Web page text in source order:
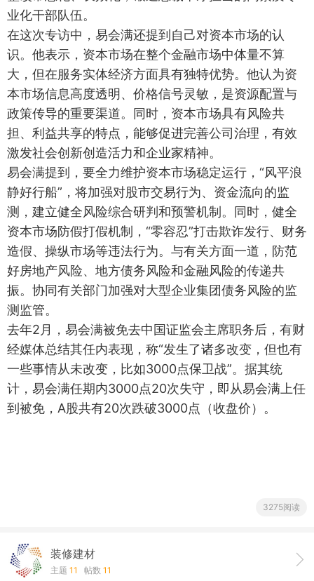
业化干部队伍。
在这次专访中，易会满还提到自己对资本市场的认
识。他表示，资本市场在整个金融市场中体量不算
大，但在服务实体经济方面具有独特优势。他认为资
本市场信息高度透明、价格信号灵敏，是资源配置与
政策传导的重要渠道。同时，资本市场具有风险共
担、利益共享的特点，能够促进完善公司治理，有效
激发社会创新创造活力和企业家精神。
易会满提到，要全力维护资本市场稳定运行，“风平浪
静好行船”，将加强对股市交易行为、资金流向的监
测，建立健全风险综合研判和预警机制。同时，健全
资本市场防假打假机制，“零容忍”打击欺诈发行、财务
造假、操纵市场等违法行为。与有关方面一道，防范
好房地产风险、地方债务风险和金融风险的传递共
振。协同有关部门加强对大型企业集团债务风险的监
测监管。
去年2月，易会满被免去中国证监会主席职务后，有财
经媒体总结其任内表现，称“发生了诸多改变，但也有
一些事情从未改变，比如3000点保卫战”。据其统
计，易会满任期内3000点20次失守，即从易会满上任
到被免，A股共有20次跌破3000点（收盘价）。
3275阅读
装修建材
主题 11 帖数 11